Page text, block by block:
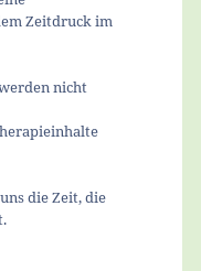
Zeitdruck im
nicht
die Zeit, die